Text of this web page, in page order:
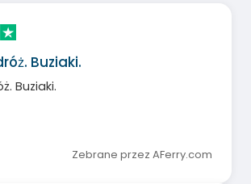
Buziaki.
Buziaki.
Zebrane przez AFerry.com